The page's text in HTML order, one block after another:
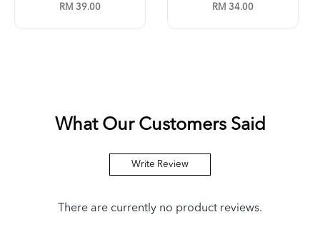
RM 39.00
RM 34.00
What Our Customers Said
Write Review
There are currently no product reviews.